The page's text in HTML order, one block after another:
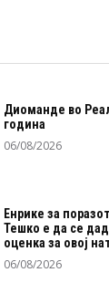
Диоманде во
година
06/08/2026
Енрике за
Тешко е да се
оценка за овој
06/08/2026